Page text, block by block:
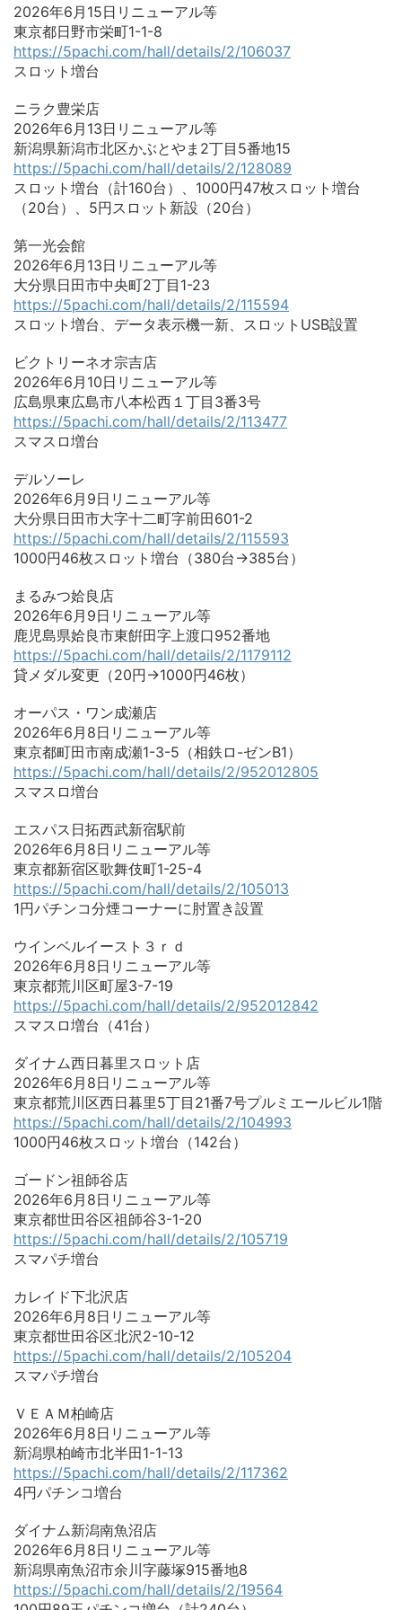
2026年6月15日リニューアル等
東京都日野市栄町1-1-8
https://5pachi.com/hall/details/2/106037
スロット増台
ニラク豊栄店
2026年6月13日リニューアル等
新潟県新潟市北区かぶとやま2丁目5番地15
https://5pachi.com/hall/details/2/128089
スロット増台（計160台）、1000円47枚スロット増台
（20台）、5円スロット新設（20台）
第一光会館
2026年6月13日リニューアル等
大分県日田市中央町2丁目1-23
https://5pachi.com/hall/details/2/115594
スロット増台、データ表示機一新、スロットUSB設置
ビクトリーネオ宗吉店
2026年6月10日リニューアル等
広島県東広島市八本松西１丁目3番3号
https://5pachi.com/hall/details/2/113477
スマスロ増台
デルソーレ
2026年6月9日リニューアル等
大分県日田市大字十二町字前田601-2
https://5pachi.com/hall/details/2/115593
1000円46枚スロット増台（380台→385台）
まるみつ姶良店
2026年6月9日リニューアル等
鹿児島県姶良市東餠田字上渡口952番地
https://5pachi.com/hall/details/2/1179112
貸メダル変更（20円→1000円46枚）
オーパス・ワン成瀬店
2026年6月8日リニューアル等
東京都町田市南成瀬1-3-5（相鉄ロ-ゼンB1）
https://5pachi.com/hall/details/2/952012805
スマスロ増台
エスパス日拓西武新宿駅前
2026年6月8日リニューアル等
東京都新宿区歌舞伎町1-25-4
https://5pachi.com/hall/details/2/105013
1円パチンコ分煙コーナーに肘置き設置
ウインベルイースト３ｒｄ
2026年6月8日リニューアル等
東京都荒川区町屋3-7-19
https://5pachi.com/hall/details/2/952012842
スマスロ増台（41台）
ダイナム西日暮里スロット店
2026年6月8日リニューアル等
東京都荒川区西日暮里5丁目21番7号プルミエールビル1階
https://5pachi.com/hall/details/2/104993
1000円46枚スロット増台（142台）
ゴードン祖師谷店
2026年6月8日リニューアル等
東京都世田谷区祖師谷3-1-20
https://5pachi.com/hall/details/2/105719
スマパチ増台
カレイド下北沢店
2026年6月8日リニューアル等
東京都世田谷区北沢2-10-12
https://5pachi.com/hall/details/2/105204
スマパチ増台
ＶＥＡＭ柏崎店
2026年6月8日リニューアル等
新潟県柏崎市北半田1-1-13
https://5pachi.com/hall/details/2/117362
4円パチンコ増台
ダイナム新潟南魚沼店
2026年6月8日リニューアル等
新潟県南魚沼市余川字藤塚915番地8
https://5pachi.com/hall/details/2/19564